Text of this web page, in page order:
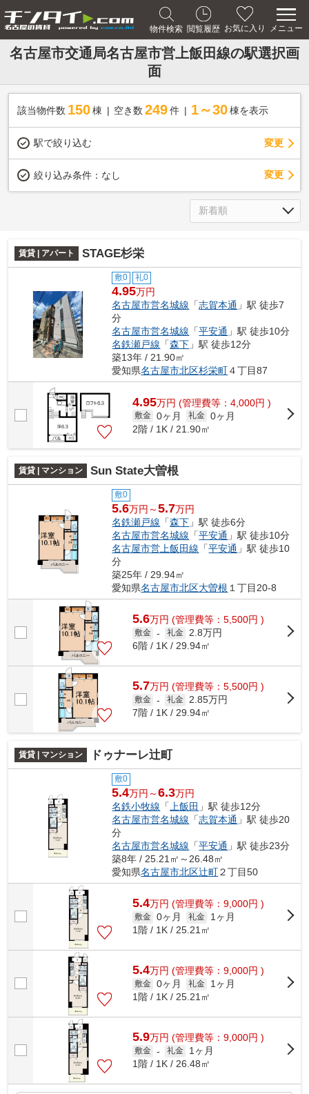
物件検索 閲覧履歴 お気に入り メニュー
名古屋市交通局名古屋市営上飯田線の駅選択画
面
該当物件数 150棟 空き数 249 件 1～30 棟を表示
駅で絞り込む 変更
絞り込み条件： なし 変更
賃貸 | アパート STAGE杉栄
敷0 礼0
4.95万円
名古屋市営名城線 「志賀本通 」駅 徒歩7
分
名古屋市営名城線 「平安通 」駅 徒歩10分
名鉄瀬戸線 「森下 」駅 徒歩12分
築13年 / 21.90㎡
愛知県名古屋市北区杉栄町４丁目87
4.95万円 (管理費等：4,000円 )
敷金 0ヶ月 礼金 0ヶ月
2階 / 1K / 21.90㎡
賃貸 | マンション Sun State大曽根
敷0
5.6万円～5.7万円
名鉄瀬戸線 「森下 」駅 徒歩6分
名古屋市営名城線 「平安通 」駅 徒歩10分
名古屋市営上飯田線 「平安通 」駅 徒歩10
分
築25年 / 29.94㎡
愛知県名古屋市北区大曽根 １丁目20-8
5.6万円 (管理費等：5,500円 )
敷金 - 礼金 2.8万円
6階 / 1K / 29.94㎡
5.7万円 (管理費等：5,500円 )
敷金 - 礼金 2.85万円
7階 / 1K / 29.94㎡
賃貸 | マンション ドゥナーレ辻町
敷0
5.4万円～6.3万円
名鉄小牧線 「 上飯田 」駅 徒歩12分
名古屋市営名城線 「志賀本通 」駅 徒歩20
分
名古屋市営名城線 「平安通 」駅 徒歩23分
築8年 / 25.21㎡～26.48㎡
愛知県名古屋市北区辻町２丁目50
5.4万円 (管理費等：9,000円 )
敷金 0ヶ月 礼金
1ヶ月
1階 / 1K / 25.21㎡
5.4万円 (管理費等：9,000円 )
敷金 0ヶ月 礼金
1ヶ月
1階 / 1K / 25.21㎡
5.9万円 (管理費等：9,000円 )
敷金 - 礼金
1ヶ月
1階 / 1K / 26.48㎡